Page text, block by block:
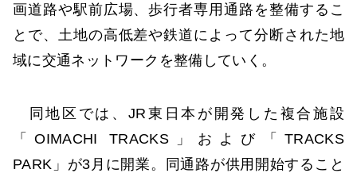
画道路や駅前広場、歩行者専用通路を整備するこ
とで、土地の高低差や鉄道によって分断された地
域に交通ネットワークを整備していく。
同地区では、JR東日本が開発した複合施設
「OIMACHI TRACKS」および「TRACKS
PARK」が3月に開業。同通路が供用開始すること